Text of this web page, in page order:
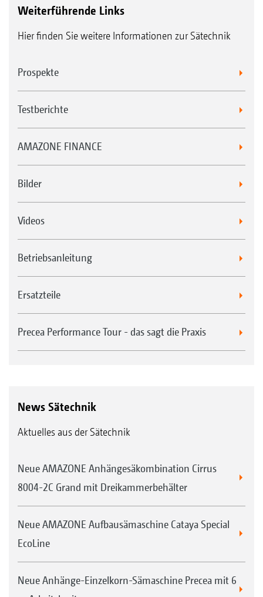
Weiterführende Links
Hier finden Sie weitere Informationen zur Sätechnik
Prospekte
Testberichte
AMAZONE FINANCE
Bilder
Videos
Betriebsanleitung
Ersatzteile
Precea Performance Tour - das sagt die Praxis
News Sätechnik
Aktuelles aus der Sätechnik
Neue AMAZONE Anhängesäkombination Cirrus
8004-2C Grand mit Dreikammerbehälter
Neue AMAZONE Aufbausämaschine Cataya Special
EcoLine
Neue Anhänge-Einzelkorn-Sämaschine Precea mit 6